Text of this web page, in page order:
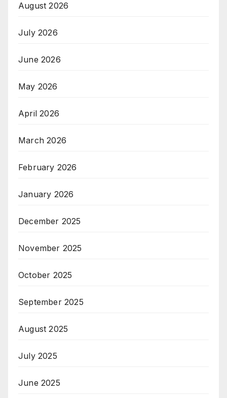
August 2026
July 2026
June 2026
May 2026
April 2026
March 2026
February 2026
January 2026
December 2025
November 2025
October 2025
September 2025
August 2025
July 2025
June 2025